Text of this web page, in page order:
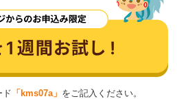
ド 「kms07a」 をご記入ください。